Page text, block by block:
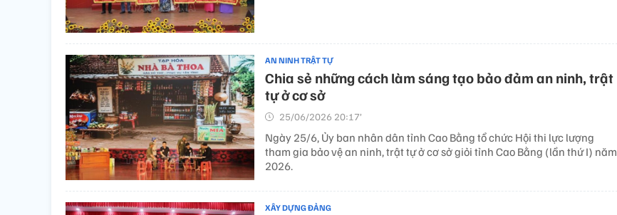
AN NINH TRẬT TỰ
Chia sẻ những cách làm sáng tạo bảo đảm an ninh, trật
tự ở cơ sở
25/06/2026 20:17’
Ngày 25/6, Ủy ban nhân dân tỉnh Cao Bằng tổ chức Hội thi lực lượng
tham gia bảo vệ an ninh, trật tự ở cơ sở giỏi tỉnh Cao Bằng (lần thứ I) năm
2026.
XÂY DỰNG ĐẢNG